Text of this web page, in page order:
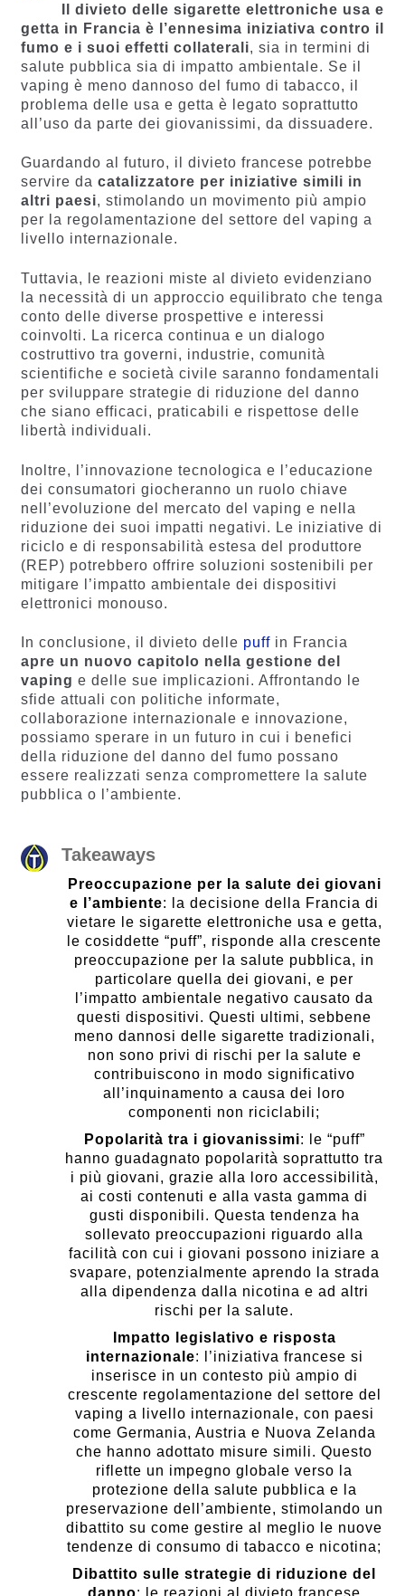
Il divieto delle sigarette elettroniche usa e
getta in Francia è l’ennesima iniziativa contro il
fumo e i suoi effetti collaterali, sia in termini di
salute pubblica sia di impatto ambientale. Se il
vaping è meno dannoso del fumo di tabacco, il
problema delle usa e getta è legato soprattutto
all’uso da parte dei giovanissimi, da dissuadere.
Guardando al futuro, il divieto francese potrebbe
servire da catalizzatore per iniziative simili in
altri paesi, stimolando un movimento più ampio
per la regolamentazione del settore del vaping a
livello internazionale.
Tuttavia, le reazioni miste al divieto evidenziano
la necessità di un approccio equilibrato che tenga
conto delle diverse prospettive e interessi
coinvolti. La ricerca continua e un dialogo
costruttivo tra governi, industrie, comunità
scientifiche e società civile saranno fondamentali
per sviluppare strategie di riduzione del danno
che siano efficaci, praticabili e rispettose delle
libertà individuali​​.
Inoltre, l’innovazione tecnologica e l’educazione
dei consumatori giocheranno un ruolo chiave
nell’evoluzione del mercato del vaping e nella
riduzione dei suoi impatti negativi. Le iniziative di
riciclo e di responsabilità estesa del produttore
(REP) potrebbero offrire soluzioni sostenibili per
mitigare l’impatto ambientale dei dispositivi
elettronici monouso​​.
In conclusione, il divieto delle puffin Francia
apre un nuovo capitolo nella gestione del
vaping e delle sue implicazioni. Affrontando le
sfide attuali con politiche informate,
collaborazione internazionale e innovazione,
possiamo sperare in un futuro in cui i benefici
della riduzione del danno del fumo possano
essere realizzati senza compromettere la salute
pubblica o l’ambiente.
Takeaways
Preoccupazione per la salute dei giovani
e l’ambiente: la decisione della Francia di
vietare le sigarette elettroniche usa e getta,
le cosiddette “puff”, risponde alla crescente
preoccupazione per la salute pubblica, in
particolare quella dei giovani, e per
l’impatto ambientale negativo causato da
questi dispositivi. Questi ultimi, sebbene
meno dannosi delle sigarette tradizionali,
non sono privi di rischi per la salute e
contribuiscono in modo significativo
all’inquinamento a causa dei loro
componenti non riciclabili;
Popolarità tra i giovanissimi: le “puff”
hanno guadagnato popolarità soprattutto tra
i più giovani, grazie alla loro accessibilità,
ai costi contenuti e alla vasta gamma di
gusti disponibili. Questa tendenza ha
sollevato preoccupazioni riguardo alla
facilità con cui i giovani possono iniziare a
svapare, potenzialmente aprendo la strada
alla dipendenza dalla nicotina e ad altri
rischi per la salute.
Impatto legislativo e risposta
internazionale: l’iniziativa francese si
inserisce in un contesto più ampio di
crescente regolamentazione del settore del
vaping a livello internazionale, con paesi
come Germania, Austria e Nuova Zelanda
che hanno adottato misure simili. Questo
riflette un impegno globale verso la
protezione della salute pubblica e la
preservazione dell’ambiente, stimolando un
dibattito su come gestire al meglio le nuove
tendenze di consumo di tabacco e nicotina;
Dibattito sulle strategie di riduzione del